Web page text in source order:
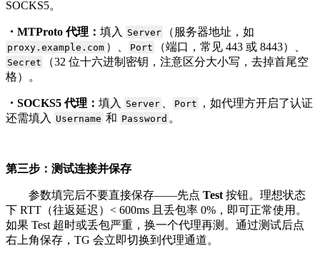
SOCKS5。
・MTProto 代理： 填入 Server （服务器地址，如
proxy.example.com ）、 Port （端口，常见 443 或 8443）、
Secret
（32 位十六进制密钥，注意区分大小写，去掉首尾空
格）。
・SOCKS5 代理： 填入 Server Port
，如代理方开启了认证
还需填入
Username 和 Password 。
第三步：测试连接并保存
参数填完后不要直接保存——先点 Test 按钮。理想状态
下 RTT（往返延迟）< 600ms 且丢包率 0%，即可正常使用。
如果 Test 超时或丢包严重，换一个代理再测。通过测试后点
右上角保存，TG 会立即切换到代理通道。